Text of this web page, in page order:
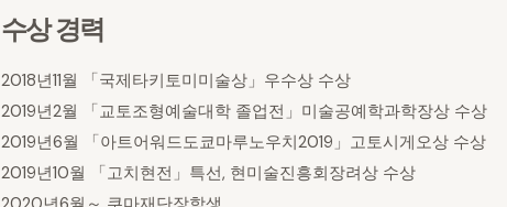
수상 경력
2018년11월 「국제타키토미미술상」우수상 수상
2019년2월 「교토조형예술대학 졸업전」미술공예학과학장상 수상
2019년6월 「아트어워드도쿄마루노우치2019」고토시게오상 수상
2019년10월 「고치현전」특선, 현미술진흥회장려상 수상